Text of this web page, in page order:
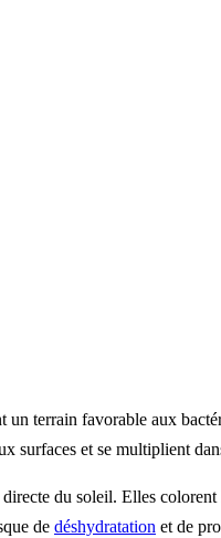
un terrain favorable aux
surfaces et se multiplient
du soleil. Elles
de déshydratation et de